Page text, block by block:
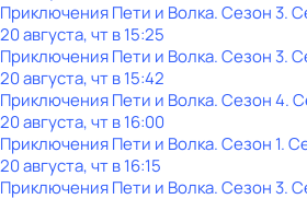
Приключения Пети и Волка. Сезон 3.
20 августа, чт в 15:25
Приключения Пети и Волка. Сезон 3.
20 августа, чт в 15:42
Приключения Пети и Волка. Сезон 4.
20 августа, чт в 16:00
Приключения Пети и Волка. Сезон 1.
20 августа, чт в 16:15
Приключения Пети и Волка. Сезон 3.